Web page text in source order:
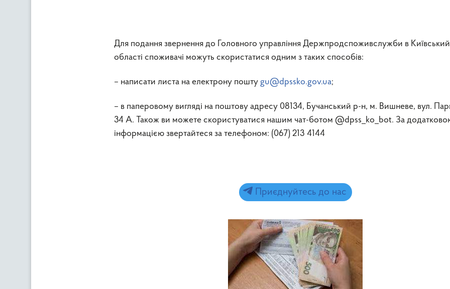
Для подання звернення до Головного управління Держпродспоживслужби в Київський
області споживачі можуть скористатися одним з таких способів:
– написати листа на електрону пошту gu@dpssko.gov.ua;
– в паперовому вигляді на поштову адресу 08134, Бучанський р-н, м. Вишневе, вул.
34 А. Також ви можете скористуватися нашим чат-ботом @dpss_ko_bot. За
інформацією звертайтеся за телефоном: (067) 213 4144
Приєднуйтесь до нас